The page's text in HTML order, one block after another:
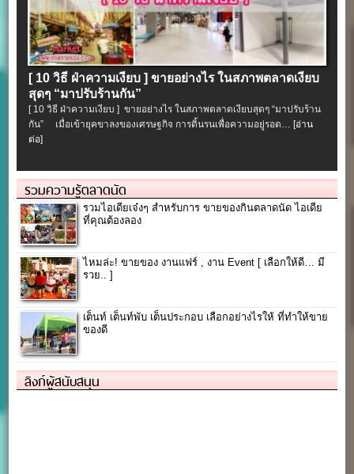
[ 10 วิธี ฝ่าความเงียบ ] ขายอย่างไร ในสภาพตลาดเงียบ
สุดๆ “มาปรับร้านกัน”
[ 10 วิธี ฝ่าความเงียบ ] ขายอย่างไร ในสภาพตลาดเงียบสุดๆ “มาปรับร้าน
กัน” เมื่อเข้ายุคขาลงของเศรษฐกิจ การดิ้นรนเพื่อความอยู่รอด…[อ่าน
ต่อ]
รวมความรู้ตลาดนัด
รวมไอเดียเจ๋งๆ สำหรับการ ขายของกินตลาดนัด ไอเดีย
ที่คุณต้องลอง
ไหมล่ะ! ขายของ งานแฟร์ , งาน Event [ เลือกให้ดี… มี
รวย.. ]
เต็นท์ เต็นท์พับ เต็นประกอบ เลือกอย่างไรให้ ที่ทำให้ขาย
ของดี
ลิงก์ผู้สนับสนุน